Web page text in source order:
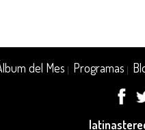
del Mes Programas